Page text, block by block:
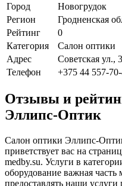
Город
Новогрудок
Регион
Гродненская
Рейтинг
0
Категория
Салон оптики
Адрес
Советская ул.,
Телефон
+375 44 557-
Отзывы и
Эллипс-Оптик
Салон оптики Эллипс-
приветствует вас на
medby.su. Услуги в
оборудование важная
предоставлять наши